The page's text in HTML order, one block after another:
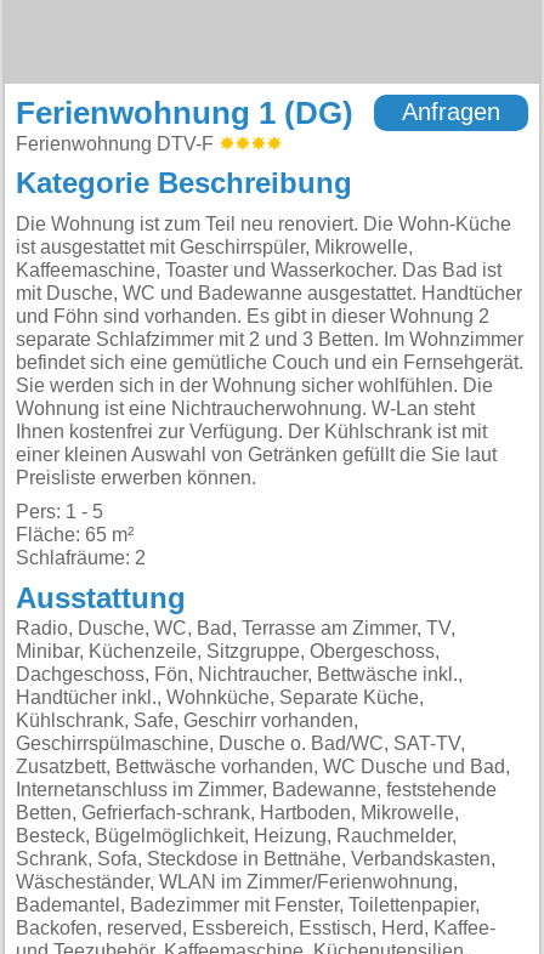
Ferienwohnung 1 (DG)
Ferienwohnung DTV-F
Anfragen
Kategorie Beschreibung
Die Wohnung ist zum Teil neu renoviert. Die Wohn-Küche
ist ausgestattet mit Geschirrspüler, Mikrowelle,
Kaffeemaschine, Toaster und Wasserkocher. Das Bad ist
mit Dusche, WC und Badewanne ausgestattet. Handtücher
und Föhn sind vorhanden. Es gibt in dieser Wohnung 2
separate Schlafzimmer mit 2 und 3 Betten. Im Wohnzimmer
befindet sich eine gemütliche Couch und ein Fernsehgerät.
Sie werden sich in der Wohnung sicher wohlfühlen. Die
Wohnung ist eine Nichtraucherwohnung. W-Lan steht
Ihnen kostenfrei zur Verfügung. Der Kühlschrank ist mit
einer kleinen Auswahl von Getränken gefüllt die Sie laut
Preisliste erwerben können.
Pers: 1 - 5
Fläche: 65 m²
Schlafräume: 2
Ausstattung
Radio, Dusche, WC, Bad, Terrasse am Zimmer, TV, Minibar, Küchenzeile, Sitzgruppe, Obergeschoss, Dachgeschoss, Fön, Nichtraucher, Bettwäsche inkl., Handtücher inkl., Wohnküche, Separate Küche, Kühlschrank, Safe, Geschirr vorhanden, Geschirrspülmaschine, Dusche o. Bad/WC, SAT-TV, Zusatzbett, Bettwäsche vorhanden, WC Dusche und Bad, Internetanschluss im Zimmer, Badewanne, feststehende Betten, Gefrierfach-schrank, Hartboden, Mikrowelle, Besteck, Bügelmöglichkeit, Heizung, Rauchmelder, Schrank, Sofa, Steckdose in Bettnähe, Verbandskasten, Wäscheständer, WLAN im Zimmer/Ferienwohnung, Bademantel, Badezimmer mit Fenster, Toilettenpapier, Backofen, reserved, Essbereich, Esstisch, Herd, Kaffee- und Teezubehör, Kaffeemaschine, Küchenutensilien, Spülbecken,